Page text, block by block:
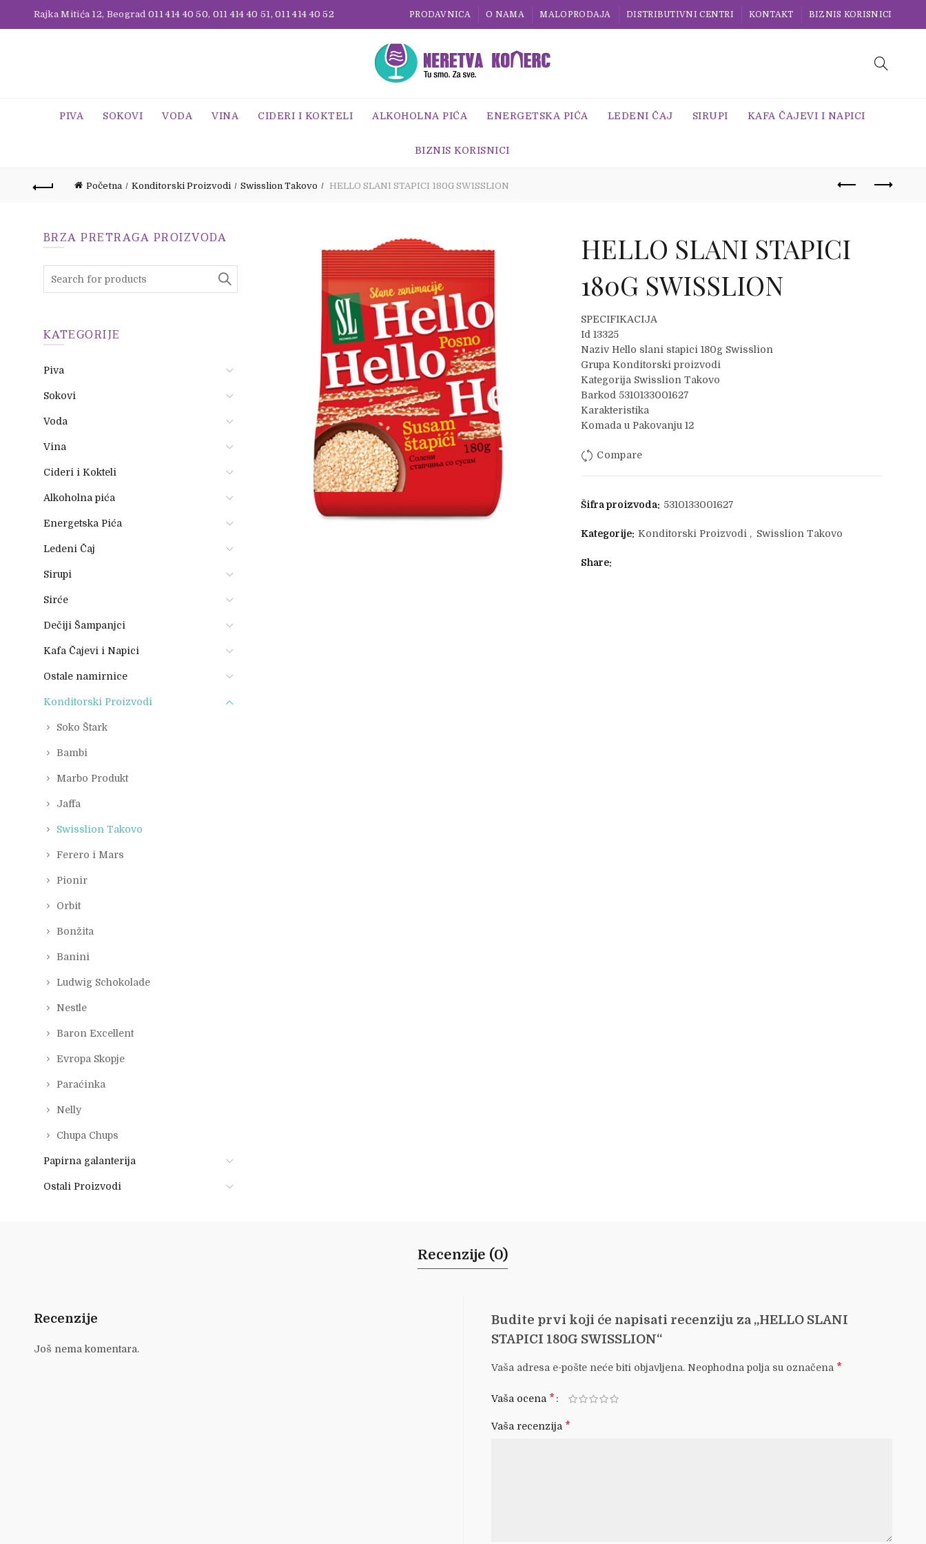
Rajka Mitića 12, Beograd011 414 40 50, 011 414 40 51,011 414 40 52 PRODAVNICA O NAMA MALOPRODAJA DISTRIBUTIVNI CENTRI KONTAKT BIZNIS KORISNICI
PIVA SOKOVI VODA VINA CIDERI I KOKTELI ALKOHOLNA PIĆA ENERGETSKA PIĆA LEDENI ČAJ SIRUPI KAFA ČAJEVI I NAPICI
BIZNIS KORISNICI
Početna Konditorski Proizvodi Swisslion Takovo HELLO SLANI STAPICI 180G SWISSLION
HELLO SLANI STAPICI
180G SWISSLION
SPECIFIKACIJA
Id 13325
Naziv Hello slani stapici 180g Swisslion
Grupa Konditorski proizvodi
Kategorija Swisslion Takovo
Barkod 5310133001627
Karakteristika
Komada u Pakovanju 12
Compare
Šifra proizvoda: 5310133001627
Kategorije: Konditorski Proizvodi , Swisslion Takovo
Share
BRZA PRETRAGA PROIZVODA
KATEGORIJE
Piva
Sokovi
Voda
Vina
Cideri i Kokteli
Alkoholna pića
Energetska Pića
Ledeni Čaj
Sirupi
Sirće
Dečiji Šampanjci
Kafa Čajevi i Napici
Ostale namirnice
Konditorski Proizvodi
Soko Štark
Bambi
Marbo Produkt
Jaffa
Swisslion Takovo
Ferero i Mars
Pionir
Orbit
Bonžita
Banini
Ludwig Schokolade
Nestle
Baron Excellent
Evropa Skopje
Paraćinka
Nelly
Chupa Chups
Papirna galanterija
Ostali Proizvodi
Recenzije (0)
Recenzije
Još nema komentara.
Budite prvi koji će napisati recenziju za „HELLO SLANI
STAPICI 180G SWISSLION“
Vaša adresa e-pošte neće biti objavljena. Neophodna polja su označena *
Vaša ocena *
Vaša recenzija *